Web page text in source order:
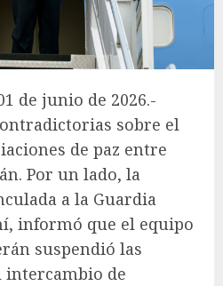
de junio de 2026.-
sobre el
de paz entre
Por un lado, la
a la Guardia
informó que el equipo
suspendió las
intercambio de